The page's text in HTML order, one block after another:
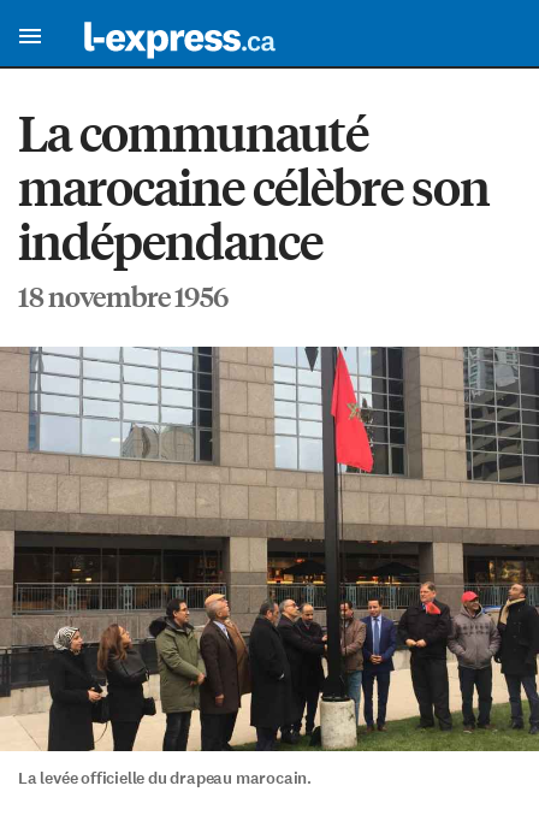
La communauté
marocaine célèbre son
indépendance
18 novembre 1956
La levée officielle du drapeau marocain.